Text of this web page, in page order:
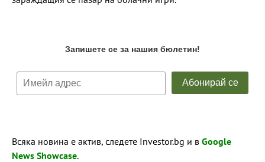
Всяка новина е актив, следете Investor.bg и в Google
News Showcase.